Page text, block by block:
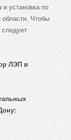
установка по
области. Чтобы
ЛЭП в